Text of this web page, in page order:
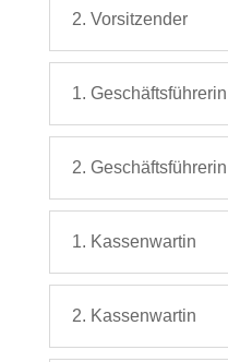
2. Vorsitzender
1. Geschäftsführerin
2. Geschäftsführerin
1. Kassenwartin
2. Kassenwartin